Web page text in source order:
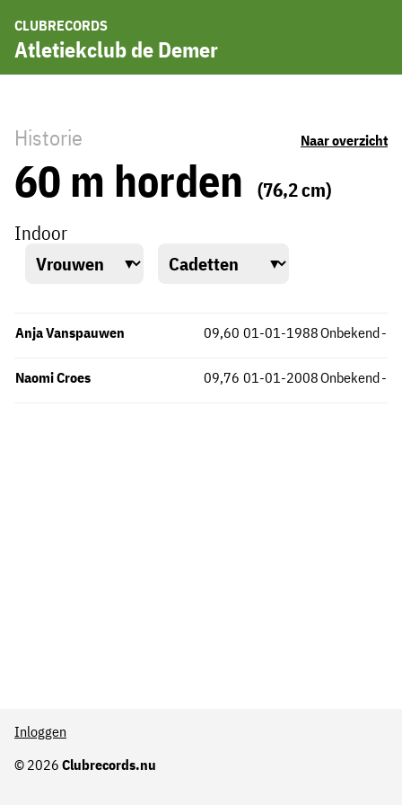
CLUBRECORDS
Atletiekclub de Demer
Historie Naar overzicht
60 m horden
(76,2 cm)
Indoor
Anja Vanspauwen Onbekend
09,60 -
01-01-1988
Naomi Croes Onbekend
09,76 -
01-01-2008
© 2026 Clubrecords.nu
Inloggen